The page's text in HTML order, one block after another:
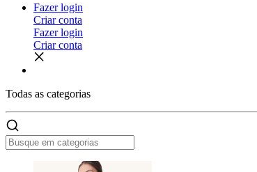
Fazer login
Criar conta
Fazer login
Criar conta
Todas as categorias